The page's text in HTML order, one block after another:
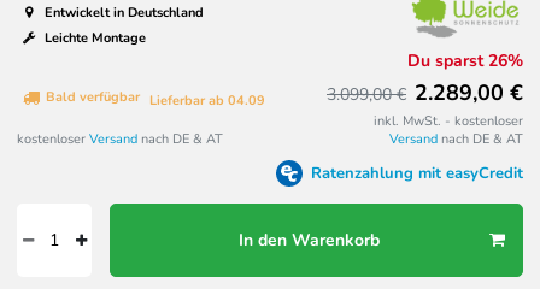
Entwickelt in Deutschland
Leichte Montage
Lieferbar ab 04.09
Bald verfügbar
kostenloser Versand nach DE & AT
Du sparst 26%
3.099,00 € 2.289,00 €
inkl. MwSt. - kostenloser
Versand nach DE & AT
Ratenzahlung mit easyCredit
In den Warenkorb